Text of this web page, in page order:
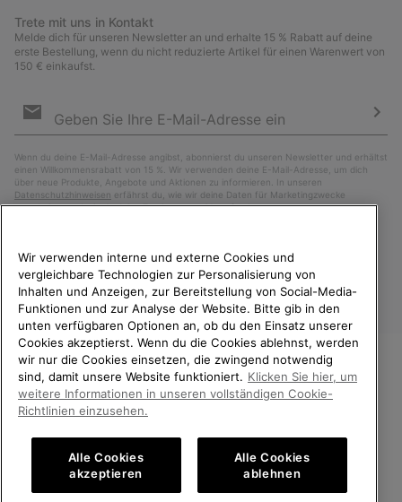
Trete mit uns in Kontakt
Melde dich für unseren Newsletter an und erhalte 15 % Rabatt auf deine
erste Bestellung, wenn du nicht reduzierte Artikel für einen Warenwert von
150 € einkaufst.
Anmeldung
Wenn du deine E-Mail-Adresse angibst, abonnierst du unseren Newsletter und erhältst
einen Willkommensrabatt von 15 %. Wir verwenden deine E-Mail-Adresse, um dich
über neue Produkte, Angebote und Aktionen zu informieren. In unseren
Datenschutzhinweisen erfährst du, wie wir deine Daten für Marketingzwecke
verarbeiten und wie du deine Zustimmung widerrufen kannst.
Österreich
©2026SOREL. Alle Rechte vorbehalten.
Datenschutz Nutzungsbedingungen
Allgemeine Verkaufsbedingungen Garantiebestimmungen
Impressum
WILLKOMMEN BEI SOREL.
BITTE WÄHLEN SIE IHR
LIEFERLAND.
Online-Einkauf verfügbar
Wir verwenden interne und externe Cookies und
vergleichbare Technologien zur Personalisierung von
Inhalten und Anzeigen, zur Bereitstellung von Social-Media-
Funktionen und zur Analyse der Website. Bitte gib in den
unten verfügbaren Optionen an, ob du den Einsatz unserer
Cookies akzeptierst. Wenn du die Cookies ablehnst, werden
wir nur die Cookies einsetzen, die zwingend notwendig
sind, damit unsere Website funktioniert. Klicken Sie hier, um
weitere Informationen in unseren vollständigen Cookie-
Richtlinien einzusehen.
Alle Cookies
akzeptieren
Alle Cookies
ablehnen